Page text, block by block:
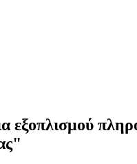
εξοπλισμού